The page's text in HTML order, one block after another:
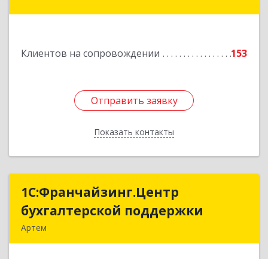
Клиентов на сопровождении 153
Отправить заявку
Показать контакты
Отправить заявку
Назад
1С:Франчайзинг.Центр
бухгалтерской поддержки
Артем
1С:Франчайзинг.Центр
бухгалтерской поддержки